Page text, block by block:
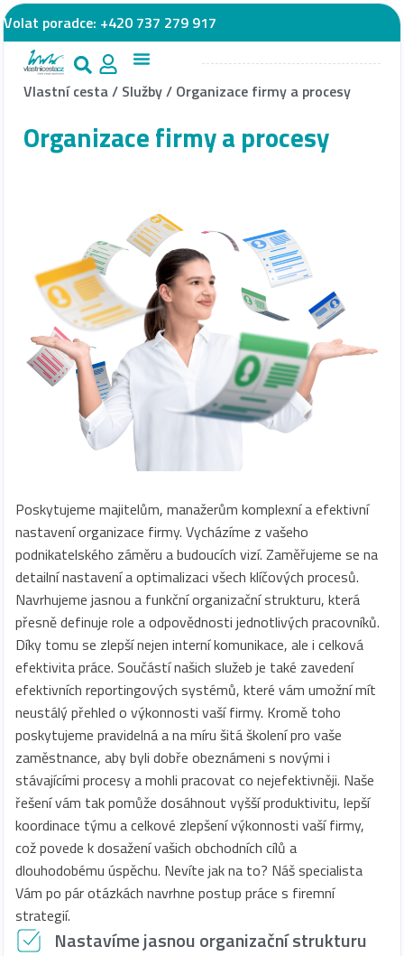
Volat poradce: +420 737 279 917
Vlastní cesta/ Služby/ Organizace firmy a procesy
Organizace firmy a procesy
Poskytujeme majitelům, manažerům komplexní a efektivní
nastavení organizace firmy. Vycházíme z vašeho
podnikatelského záměru a budoucích vizí. Zaměřujeme se na
detailní nastavení a optimalizaci všech klíčových procesů.
Navrhujeme jasnou a funkční organizační strukturu, která
přesně definuje role a odpovědnosti jednotlivých pracovníků.
Díky tomu se zlepší nejen interní komunikace, ale i celková
efektivita práce. Součástí našich služeb je také zavedení
efektivních reportingových systémů, které vám umožní mít
neustálý přehled o výkonnosti vaší firmy. Kromě toho
poskytujeme pravidelná a na míru šitá školení pro vaše
zaměstnance, aby byli dobře obeznámeni s novými i
stávajícími procesy a mohli pracovat co nejefektivněji. Naše
řešení vám tak pomůže dosáhnout vyšší produktivitu, lepší
koordinace týmu a celkové zlepšení výkonnosti vaší firmy,
což povede k dosažení vašich obchodních cílů a
dlouhodobému úspěchu. Nevíte jak na to? Náš specialista
Vám po pár otázkách navrhne postup práce s firemní
strategií.
Nastavíme jasnou organizační strukturu